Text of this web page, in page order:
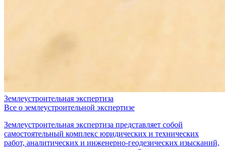
Землеустроительная экспертиза
Все о землеустроительной экспертизе
Землеустроительная экспертиза представляет собой
самостоятельный комплекс юридических и технических
работ, аналитических и инженерно-геодезических изысканий,